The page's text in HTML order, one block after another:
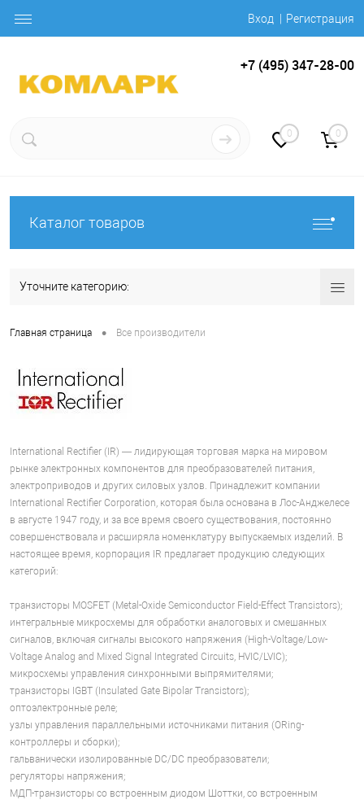
Вход Регистрация
+7 (495) 347-28-00
0 0
Каталог товаров
Уточните категорию:
Главная страница • Все производители
International Rectifier (IR) — лидирующая торговая марка на мировом
рынке электронных компонентов для преобразователей питания,
электроприводов и других силовых узлов. Принадлежит компании
International Rectifier Corporation, которая была основана в Лос-Анджелесе
в августе 1947 году, и за все время своего существования, постоянно
совершенствовала и расширяла номенклатуру выпускаемых изделий. В
настоящее время, корпорация IR предлагает продукцию следующих
категорий:
транзисторы MOSFET (Metal-Oxide Semiconductor Field-Effect Transistors);
интегральные микросхемы для обработки аналоговых и смешанных
сигналов, включая сигналы высокого напряжения (High-Voltage/Low-
Voltage Analog and Mixed Signal Integrated Circuits, HVIC/LVIC);
микросхемы управления синхронными выпрямителями;
транзисторы IGBT (Insulated Gate Bipolar Transistors);
оптоэлектронные реле;
узлы управления параллельными источниками питания (ORing-
контроллеры и сборки);
гальванически изолированные DC/DC преобразователи;
регуляторы напряжения;
МДП-транзисторы со встроенным диодом Шоттки, со встроенным